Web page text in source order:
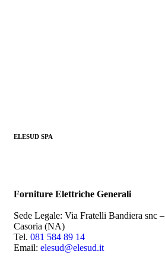
ELESUD SPA
Forniture Elettriche Generali
Sede Legale: Via Fratelli Bandiera snc –
Casoria (NA)
Tel. 081 584 89 14
Email: elesud@elesud.it